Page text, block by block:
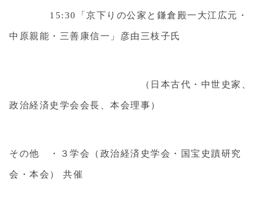
15:30「京下りの公家と鎌倉殿一大江広元・
中原親能・三善康信一」彦由三枝子氏
（日本古代・中世史家、
政治経済史学会会長、本会理事）
その他 ・３学会（政治経済史学会・国宝史蹟研究
会・本会） 共催